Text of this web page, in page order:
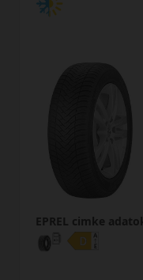
EPREL cimke adatok: